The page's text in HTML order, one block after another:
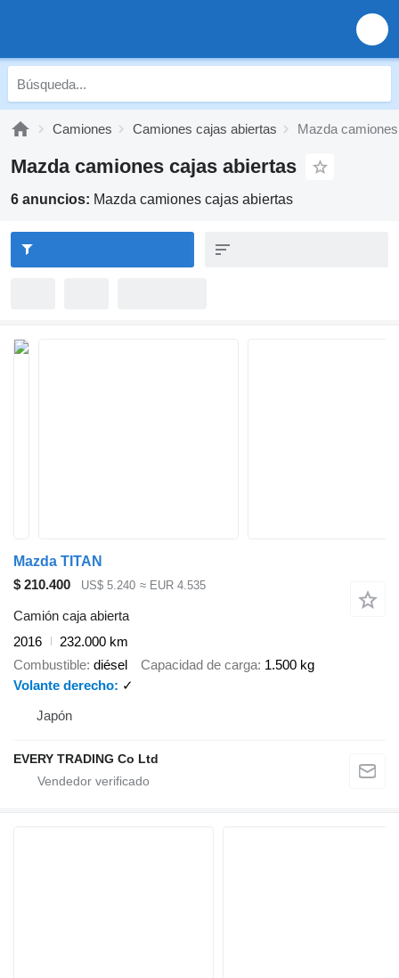
Camiones Camiones cajas abiertas Mazda
Mazda camiones cajas abiertas
6 anuncios: Mazda camiones cajas abiertas
Mazda TITAN
$ 210.400
US$ 5.240 ≈ EUR 4.535
Camión caja abierta
2016
232.000 km
Combustible diésel Capacidad de carga 1.500 kg
Volante derecho
✓
Japón
EVERY TRADING Co Ltd